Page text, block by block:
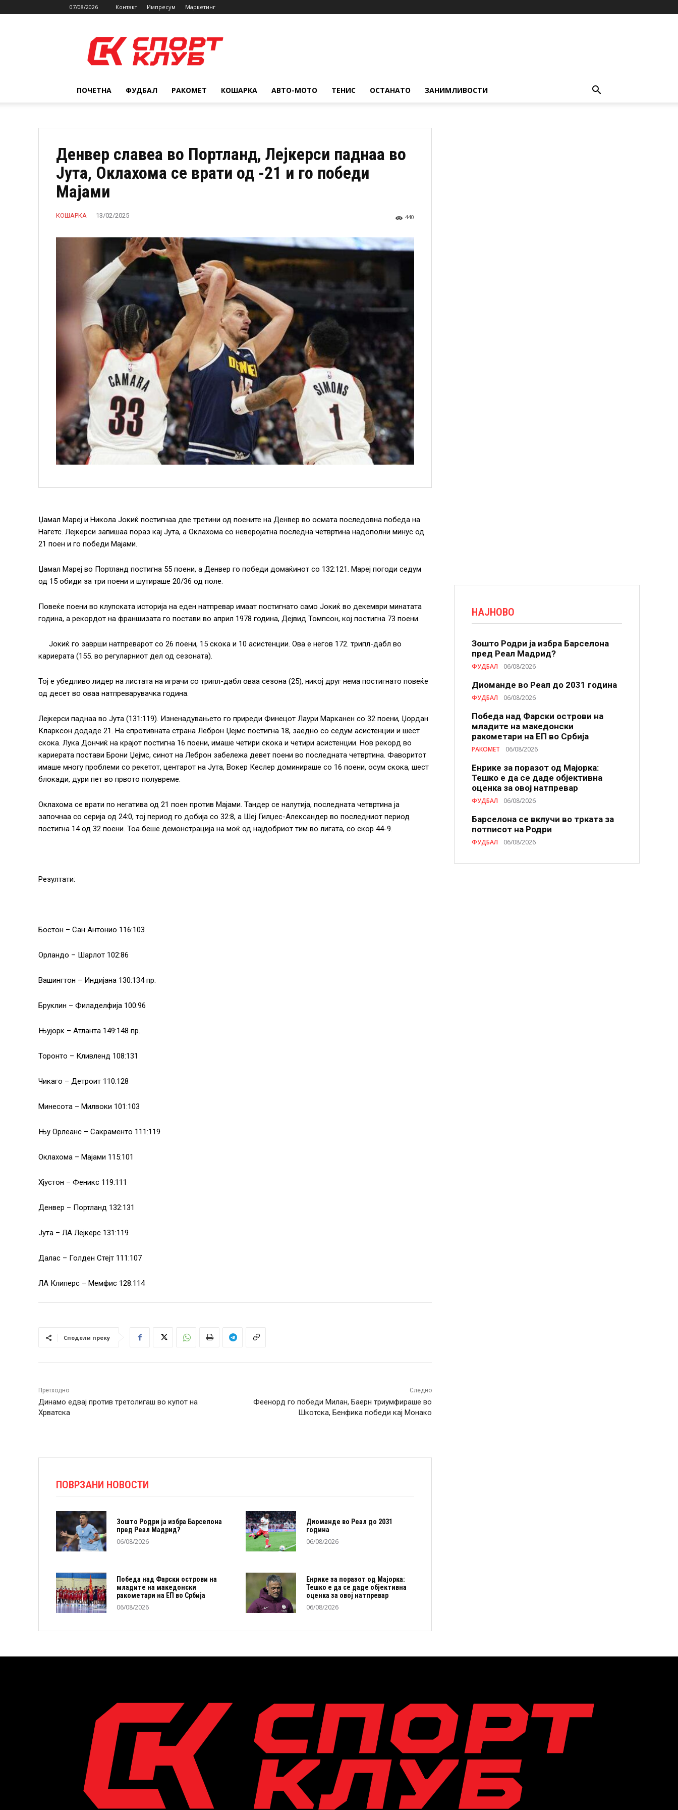
07/08/2026 Контакт Импресум Маркетинг
ПОЧЕТНА ФУДБАЛ РАКОМЕТ КОШАРКА АВТО-МОТО ТЕНИС ОСТАНАТО ЗАНИМЛИВОСТИ
Денвер славеа во Портланд, Лејкерси паднаа во
Јута, Оклахома се врати од -21 и го победи
Мајами
КОШАРКА 13/02/2025 440
Џамал Мареј и Никола Јокиќ постигнаа две третини од поените на Денвер во осмата последовна победа на
Нагетс. Лејкерси запишаа пораз кај Јута, а Оклахома со неверојатна последна четвртина надополни минус од
21 поен и го победи Мајами.
Џамал Мареј во Портланд постигна 55 поени, а Денвер го победи домаќинот со 132:121. Мареј погоди седум
од 15 обиди за три поени и шутираше 20/36 од поле.
Повеќе поени во клупската историја на еден натпревар имаат постигнато само Јокиќ во декември минатата
година, а рекордот на франшизата го постави во април 1978 година, Дејвид Томпсон, кој постигна 73 поени.
Јокиќ го заврши натпреварот со 26 поени, 15 скока и 10 асистенции. Ова е негов 172. трипл-дабл во
кариерата (155. во регуларниот дел од сезоната).
Тој е убедливо лидер на листата на играчи со трипл-дабл оваа сезона (25), никој друг нема постигнато повеќе
од десет во оваа натпреварувачка година.
Лејкерси паднаа во Јута (131:119). Изненадувањето го приреди Финецот Лаури Марканен со 32 поени, Џордан
Кларксон додаде 21. На спротивната страна Леброн Џејмс постигна 18, заедно со седум асистенции и шест
скока. Лука Дончиќ на крајот постигна 16 поени, имаше четири скока и четири асистенции. Нов рекорд во
кариерата постави Брони Џејмс, синот на Леброн забележа девет поени во последната четвртина. Фаворитот
имаше многу проблеми со рекетот, центарот на Јута, Вокер Кеслер доминираше со 16 поени, осум скока, шест
блокади, дури пет во првото полувреме.
Оклахома се врати по негатива од 21 поен против Мајами. Тандер се налутија, последната четвртина ја
започнаа со серија од 24:0, тој период го добија со 32:8, а Шеј Гилџес-Александер во последниот период
постигна 14 од 32 поени. Тоа беше демонстрација на моќ од најдобриот тим во лигата, со скор 44-9.
Резултати:
Бостон – Сан Антонио 116:103
Орландо – Шарлот 102:86
Вашингтон – Индијана 130:134 пр.
Бруклин – Филаделфија 100:96
Њујорк – Атланта 149:148 пр.
Торонто – Кливленд 108:131
Чикаго – Детроит 110:128
Минесота – Милвоки 101:103
Њу Орлеанс – Сакраменто 111:119
Оклахома – Мајами 115:101
Хјустон – Феникс 119:111
Денвер – Портланд 132:131
Јута – ЛА Лејкерс 131:119
Далас – Голден Стејт 111:107
ЛА Клиперс – Мемфис 128:114
Сподели преку
Претходно
Динамо едвај против третолигаш во купот на
Хрватска
Следно
Феенорд го победи Милан, Баерн триумфираше во
Шкотска, Бенфика победи кај Монако
ПОВРЗАНИ НОВОСТИ
Зошто Родри ја избра Барселона
пред Реал Мадрид?
06/08/2026
Диоманде во Реал до 2031
година
06/08/2026
Победа над Фарски острови на
младите на македонски
ракометари на ЕП во Србија
06/08/2026
Енрике за поразот од Мајорка:
Тешко е да се даде објективна
оценка за овој натпревар
06/08/2026
НАЈНОВО
Зошто Родри ја избра Барселона
пред Реал Мадрид?
ФУДБАЛ 06/08/2026
Диоманде во Реал до 2031 година
ФУДБАЛ 06/08/2026
Победа над Фарски острови на
младите на македонски
ракометари на ЕП во Србија
РАКОМЕТ 06/08/2026
Енрике за поразот од Мајорка:
Тешко е да се даде објективна
оценка за овој натпревар
ФУДБАЛ 06/08/2026
Барселона се вклучи во трката за
потписот на Родри
ФУДБАЛ 06/08/2026